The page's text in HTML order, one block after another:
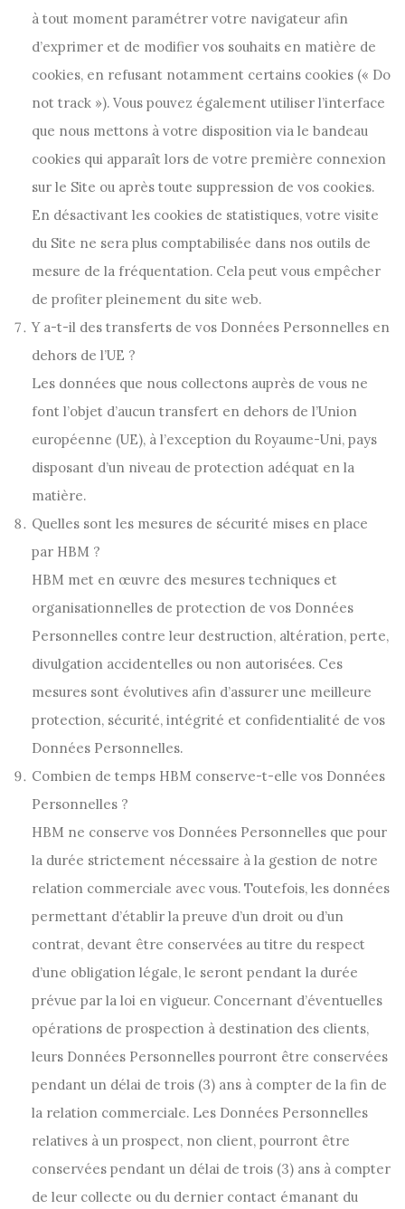
à tout moment paramétrer votre navigateur afin
d’exprimer et de modifier vos souhaits en matière de
cookies, en refusant notamment certains cookies (« Do
not track »). Vous pouvez également utiliser l’interface
que nous mettons à votre disposition via le bandeau
cookies qui apparaît lors de votre première connexion
sur le Site ou après toute suppression de vos cookies.
En désactivant les cookies de statistiques, votre visite
du Site ne sera plus comptabilisée dans nos outils de
mesure de la fréquentation. Cela peut vous empêcher
de profiter pleinement du site web.
Y a-t-il des transferts de vos Données Personnelles en
dehors de l’UE ?
Les données que nous collectons auprès de vous ne
font l’objet d’aucun transfert en dehors de l’Union
européenne (UE), à l’exception du Royaume-Uni, pays
disposant d’un niveau de protection adéquat en la
matière.
Quelles sont les mesures de sécurité mises en place
par HBM ?
HBM met en œuvre des mesures techniques et
organisationnelles de protection de vos Données
Personnelles contre leur destruction, altération, perte,
divulgation accidentelles ou non autorisées. Ces
mesures sont évolutives afin d’assurer une meilleure
protection, sécurité, intégrité et confidentialité de vos
Données Personnelles.
Combien de temps HBM conserve-t-elle vos Données
Personnelles ?
HBM ne conserve vos Données Personnelles que pour
la durée strictement nécessaire à la gestion de notre
relation commerciale avec vous. Toutefois, les données
permettant d’établir la preuve d’un droit ou d’un
contrat, devant être conservées au titre du respect
d’une obligation légale, le seront pendant la durée
prévue par la loi en vigueur. Concernant d’éventuelles
opérations de prospection à destination des clients,
leurs Données Personnelles pourront être conservées
pendant un délai de trois (3) ans à compter de la fin de
la relation commerciale. Les Données Personnelles
relatives à un prospect, non client, pourront être
conservées pendant un délai de trois (3) ans à compter
de leur collecte ou du dernier contact émanant du